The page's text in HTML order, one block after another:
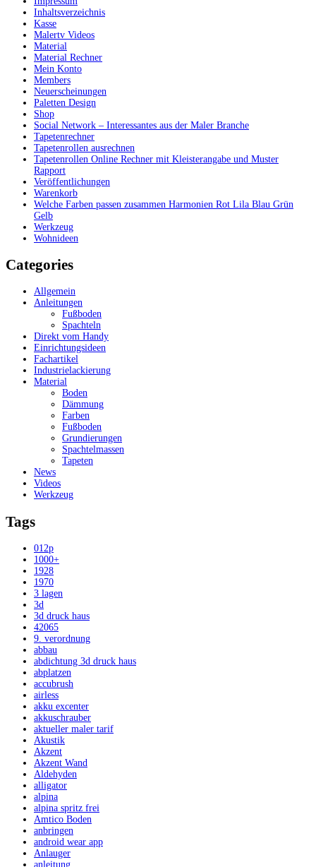
Inhaltsverzeichnis
Kasse
Malertv Videos
Material
Material Rechner
Mein Konto
Members
Neuerscheinungen
Paletten Design
Shop
Social Network – Interessantes aus der Maler Branche
Tapetenrechner
Tapetenrollen ausrechnen
Tapetenrollen Online Rechner mit Kleisterangabe und Muster
Rapport
Veröffentlichungen
Warenkorb
Welche Farben passen zusammen Harmonien Rot Lila Blau Grün
Gelb
Werkzeug
Wohnideen
Categories
Allgemein
Anleitungen
Fußboden
Spachteln
Direkt vom Handy
Einrichtungsideen
Fachartikel
Industrielackierung
Material
Boden
Dämmung
Farben
Fußboden
Grundierungen
Spachtelmassen
Tapeten
News
Videos
Werkzeug
Tags
012p
1000+
1928
1970
3 lagen
3d
3d druck haus
42065
9. verordnung
abbau
abdichtung 3d druck haus
abplatzen
accubrush
airless
akku excenter
akkuschrauber
aktueller maler tarif
Akustik
Akzent
Akzent Wand
Aldehyden
alligator
alpina
alpina spritz frei
Amtico Boden
anbringen
android wear app
Anlauger
anleitung